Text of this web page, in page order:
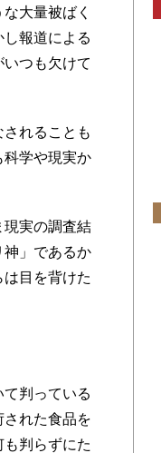
大量被ばく
報道による
つも欠けて
れることも
科学や現実か
実の調査結
神」であるか
目を背けた
判っている
れた食品を
判らずにた